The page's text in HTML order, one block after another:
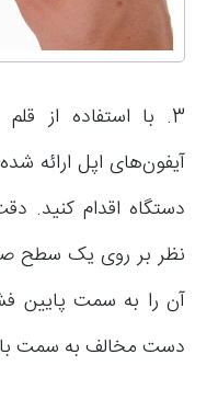
3. با استفاده از
آیفون‌های اپل ارائه
دستگاه اقدام کنید.
نظر بر روی یک سطح
آن را به سمت پایین
دست مخالف به سمت